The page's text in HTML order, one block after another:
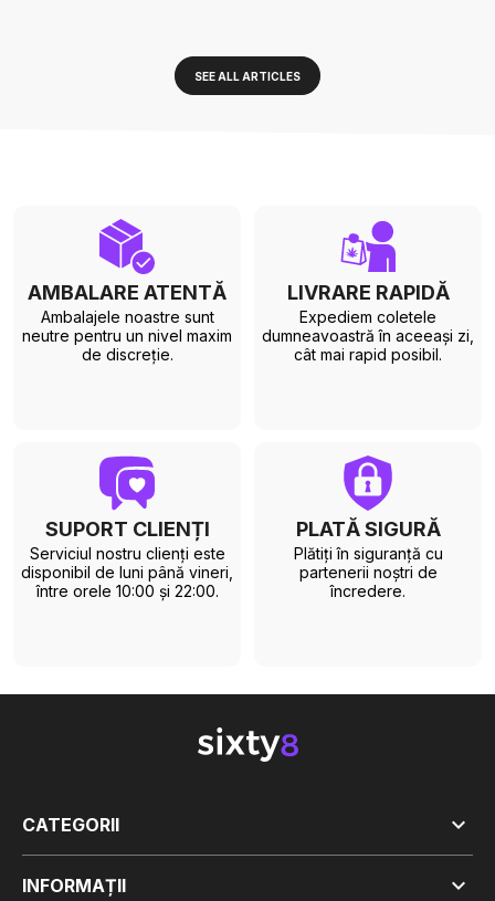
SEE ALL ARTICLES
AMBALARE ATENTĂ
Ambalajele noastre sunt
neutre pentru un nivel maxim
de discreție.
LIVRARE RAPIDĂ
Expediem coletele
dumneavoastră în aceeași zi,
cât mai rapid posibil.
SUPORT CLIENȚI
Serviciul nostru clienți este
disponibil de luni până vineri,
între orele 10:00 și 22:00.
PLATĂ SIGURĂ
Plătiți în siguranță cu
partenerii noștri de
încredere.
CATEGORII 
INFORMAȚII 